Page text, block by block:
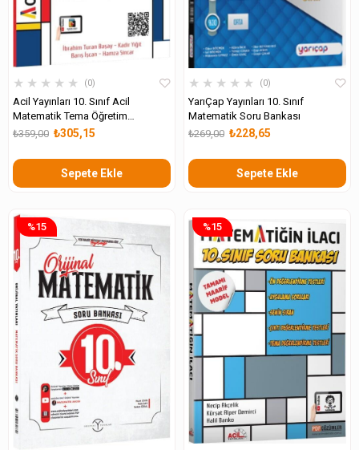
★ ★ ★ ★ ★ 0
Acil Yayınları 10. Sınıf Acil
Matematik Tema Öğretim
Fasikülleri₺305,15
₺359,00
Sepete Ekle
★ ★ ★ ★ ★ 0
YarıÇap Yayınları 10. Sınıf
Matematik Soru Bankası
₺228,65
₺269,00
Sepete Ekle
%15 %15